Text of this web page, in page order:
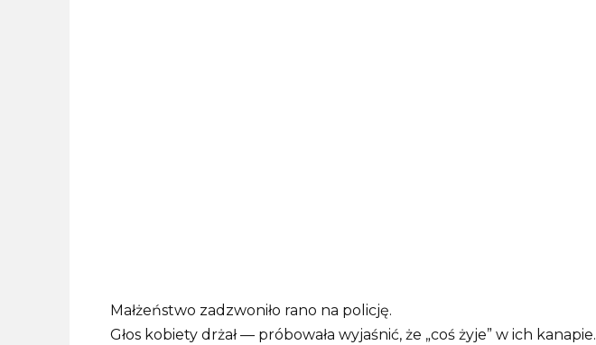
Małżeństwo zadzwoniło rano na policję.
Głos kobiety drżał — próbowała wyjaśnić, że „coś żyje” w ich kanapie.